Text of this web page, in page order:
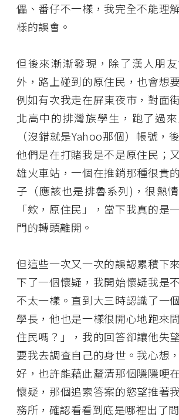
儡、番仔不一樣，我完全不能理
樣的誤會。
但後來漸漸發現，除了漢人朋
外，路上碰到的原住民，也會想
例如有次我走在屏東夜市，對面
北高中的排灣族學生，跑了過
（沒錯就是Yahoo那個）帳號，
他們是在打賭我是不是原住民；
雄火車站，一個在推銷那種很貴
子（應該也是排魯系列)，很熱
「欸，原住民」，當下我真的是
門的轉頭離開。
但這些一次又一次的誤認累積下
下了一個懷疑，我開始懷疑我是
不太一樣。直到大三時認識了一
學長，他也是一樣很開心地跑來
住民嗎？」，我的回答卻讓他失
要我去調查自己的身世。我心想
好，也許能藉此釐清那個隱隱哽
懷疑，那個追索答案的慾望推著
務所，確認看看到底是哪裡出了問